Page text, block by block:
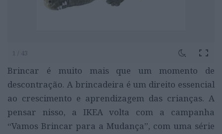
1 / 43
Brincar é muito mais que um momento de
descontração. A brincadeira é um direito essencial
ao crescimento e aprendizagem das crianças. A
pensar nisso, a IKEA volta com a campanha
“Vamos Brincar para a Mudança”, com uma série